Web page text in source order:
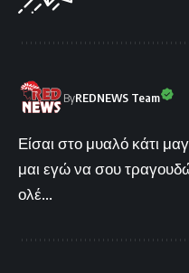
ByREDNEWS Team
Είσαι στο μυαλό κάτι
μαι εγώ να σου
ολέ...